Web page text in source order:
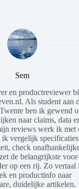
Sem
en productreviewer
Als student aan
ben ik gewend
naar claims, data
reviews werk ik met
ik vergelijk
check
de belangrijkste
op een rij. Zo vertaal
en productinfo naar
duidelijke artikelen.